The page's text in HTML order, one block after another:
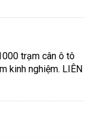
trạm cân ô tô
kinh nghiệm. LIÊN